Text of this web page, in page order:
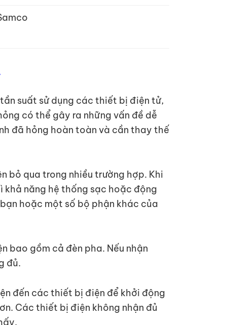
suất sử dụng các thiết bị điện tử,
có thể gây ra những vấn đề dễ
đã hỏng hoàn toàn và cần thay thế
bỏ qua trong nhiều trường hợp. Khi
khả năng hệ thống sạc hoặc động
hoặc một số bộ phận khác của
bao gồm cả đèn pha. Nếu nhận
đủ.
đến các thiết bị điện để khởi động
Các thiết bị điện không nhận đủ